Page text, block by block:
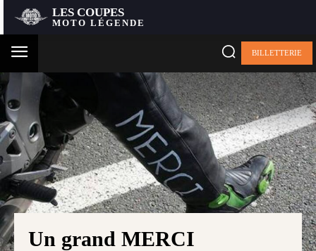
LES COUPES
MOTO LÉGENDE
BILLETTERIE
Un grand MERCI